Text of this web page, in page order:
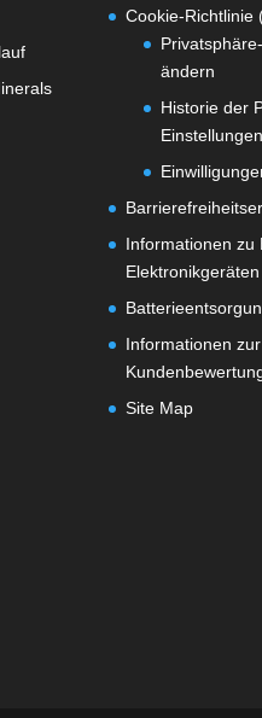
Cookie-Richtlinie
ändern
Historie der
Einstellungen
Informationen zu
Elektronikgeräten
Informationen
Site Map